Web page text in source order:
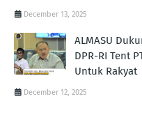
December 13, 2025
ALMASU
DPR-RI Tent
Untuk Rakyat
December 12, 2025